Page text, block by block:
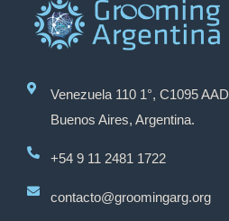
Venezuela 110 1°, C1095 AAD
Buenos Aires, Argentina.
+54 9 11 2481 1722
contacto@groomingarg.org